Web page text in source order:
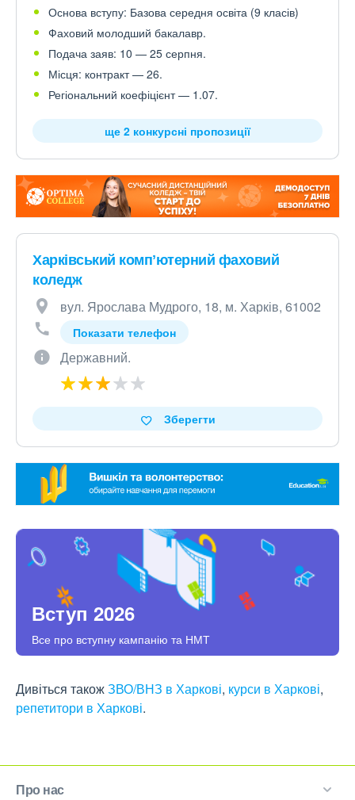
Основа вступу: Базова середня освіта (9 класів)
Фаховий молодший бакалавр.
Подача заяв: 10 — 25 серпня.
Місця: контракт — 26.
Регіональний коефіцієнт — 1.07.
ще 2 конкурсні пропозиції
Харківський компʼютерний фаховий
коледж
вул. Ярослава Мудрого, 18, м. Харків, 61002
Показати телефон
Державний.
Зберегти
Вступ 2026
Все про вступну кампанію та НМТ
Дивіться такожЗВО/ВНЗ в Харкові, курси в Харкові,
репетитори в Харкові.
Про нас